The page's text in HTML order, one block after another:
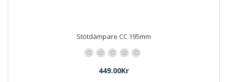
Stötdämpare CC 195mm
449.00Kr